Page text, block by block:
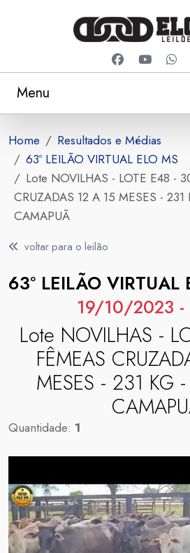
Menu
Home
Resultados e Médias
63º LEILÃO VIRTUAL ELO MS
Lote NOVILHAS - LOTE E48 -
CRUZADAS 12 A 15 MESES -
CAMAPUÃ
voltar para o leilão
63º LEILÃO VIRTUAL
19/10/2023 -
Lote NOVILHAS -
FÊMEAS
MESES - 231 KG
Quantidade: 1